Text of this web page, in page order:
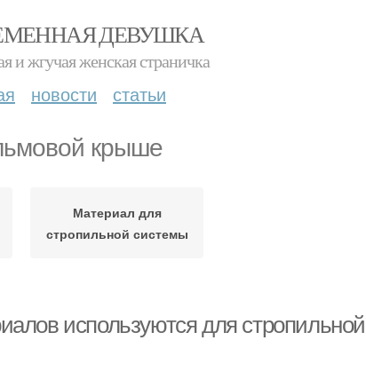
ДЕВУШКА
и жгучая женская страничка
новости статьи
крыше
Материал для
стропильной системы
используются для